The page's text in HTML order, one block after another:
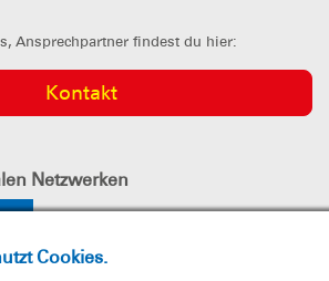
Cookies.
Ansprechpartner findest du hier:
Kontakt
Netzwerken